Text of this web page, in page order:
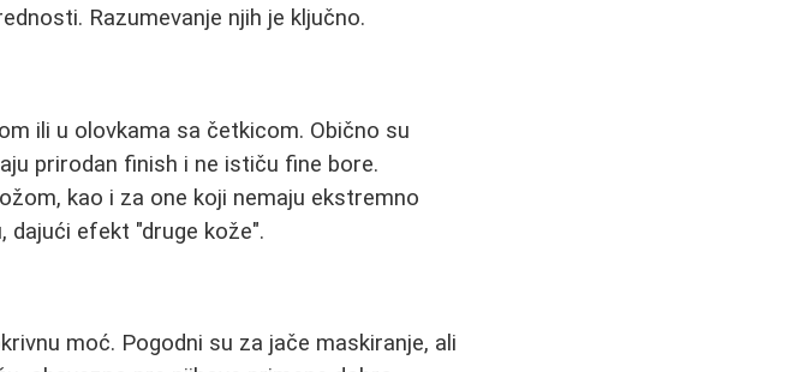
Razumevanje njih je ključno.
ili u olovkama sa četkicom. Obično su
prirodan finish i ne ističu fine bore.
kao i za one koji nemaju ekstremno
dajući efekt "druge kože".
moć. Pogodni su za jače maskiranje, ali